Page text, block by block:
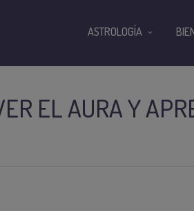
EL AURA Y
ASTROLOGÍA